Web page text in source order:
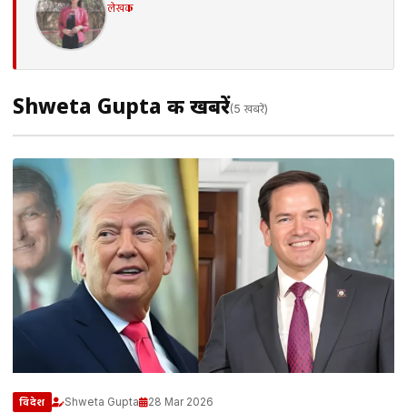
लेखक
Shweta Gupta की खबरें(5 खबरें)
विदेश Shweta Gupta 28 Mar 2026